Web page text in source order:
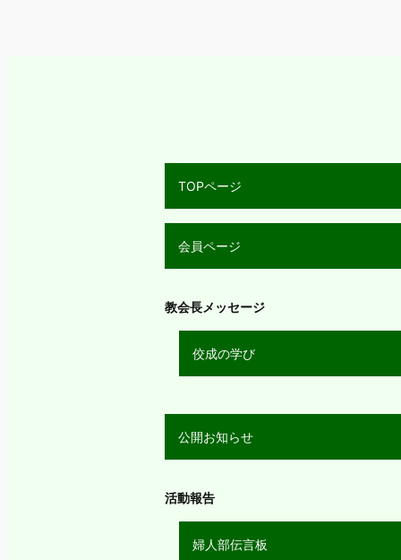
TOPページ
会員ページ
教会長メッセージ
佼成の学び
公開お知らせ
活動報告
婦人部伝言板